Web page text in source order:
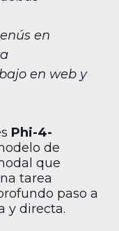
en
en web y
Phi-4-
de
que
tarea
paso a
y directa.